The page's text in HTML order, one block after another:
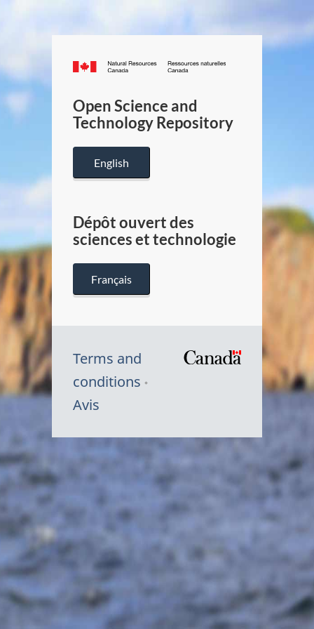
Canada.ca
/
Canada
Open Science and
Technology Repository
English
Dépôt ouvert des
sciences et technologie
Français
Terms and
conditions
Avis
Symbole
Canada